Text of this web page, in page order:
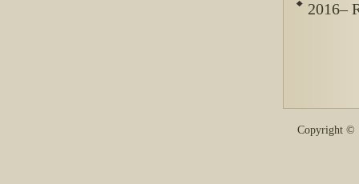
2016–
Copyright